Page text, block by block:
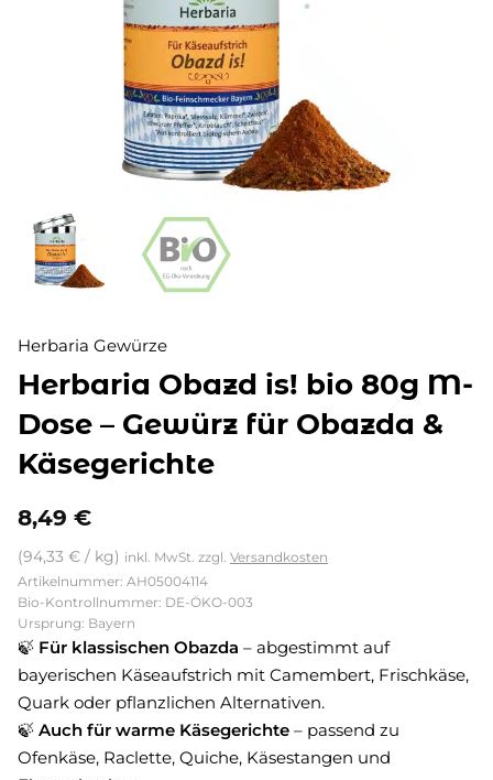
Herbaria Gewürze
Herbaria Obazd is! bio 80g M-
Dose – Gewürz für Obazda &
Käsegerichte
8,49 €
(94,33 € / kg) inkl. MwSt. zzgl. Versandkosten
Artikelnummer: AH05004114
Bio-Kontrollnummer: DE-ÖKO-003
Ursprung: Bayern
🍃 Für klassischen Obazda – abgestimmt auf
bayerischen Käseaufstrich mit Camembert, Frischkäse,
Quark oder pflanzlichen Alternativen.
🍃 Auch für warme Käsegerichte – passend zu
Ofenkäse, Raclette, Quiche, Käsestangen und